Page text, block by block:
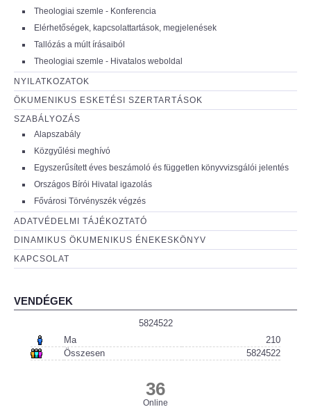
Theologiai szemle - Konferencia
Elérhetőségek, kapcsolattartások, megjelenések
Tallózás a múlt írásaiból
Theologiai szemle - Hivatalos weboldal
NYILATKOZATOK
ÖKUMENIKUS ESKETÉSI SZERTARTÁSOK
SZABÁLYOZÁS
Alapszabály
Közgyűlési meghívó
Egyszerűsített éves beszámoló és független könyvvizsgálói jelentés
Országos Bírói Hivatal igazolás
Fővárosi Törvényszék végzés
ADATVÉDELMI TÁJÉKOZTATÓ
DINAMIKUS ÖKUMENIKUS ÉNEKESKÖNYV
KAPCSOLAT
VENDÉGEK
5824522
Ma
210
Összesen
5824522
36
Online